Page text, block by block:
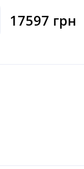
17597 грн